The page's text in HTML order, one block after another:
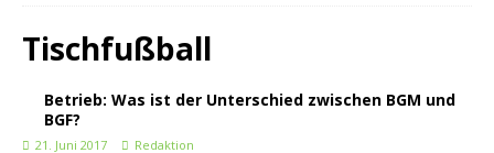
Tischfußball
Betrieb: Was ist der Unterschied zwischen BGM und
BGF?
21. Juni 2017 Redaktion